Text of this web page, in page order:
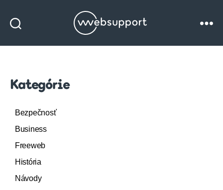
Websupport
Kategórie
Bezpečnosť
Business
Freeweb
História
Návody